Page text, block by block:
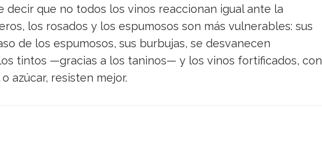
decir que no todos los vinos reaccionan igual ante la
los rosados y los espumosos son más vulnerables: sus
de los espumosos, sus burbujas, se desvanecen
tintos —gracias a los taninos— y los vinos fortificados, con
azúcar, resisten mejor.